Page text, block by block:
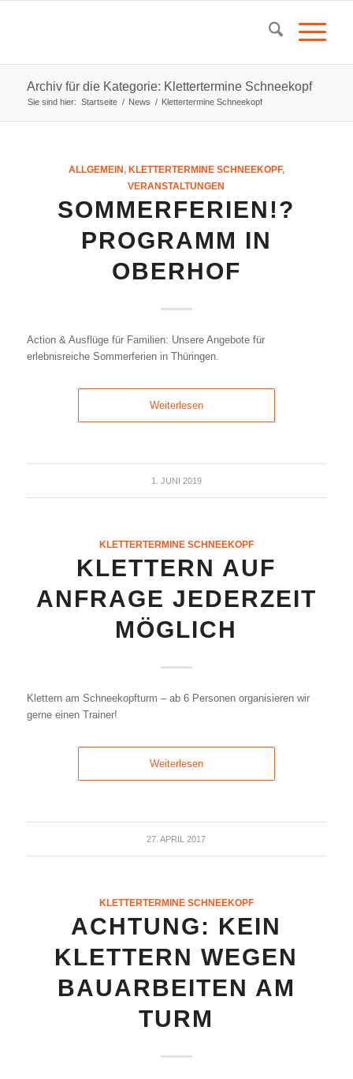
Archiv für die Kategorie: Klettertermine Schneekopf
Sie sind hier: Startseite / News / Klettertermine Schneekopf
ALLGEMEIN, KLETTERTERMINE SCHNEEKOPF,
VERANSTALTUNGEN
SOMMERFERIEN!?
PROGRAMM IN
OBERHOF
Action & Ausflüge für Familien: Unsere Angebote für
erlebnisreiche Sommerferien in Thüringen.
Weiterlesen
1. JUNI 2019
KLETTERTERMINE SCHNEEKOPF
KLETTERN AUF
ANFRAGE JEDERZEIT
MÖGLICH
Klettern am Schneekopfturm – ab 6 Personen organisieren wir
gerne einen Trainer!
Weiterlesen
27. APRIL 2017
KLETTERTERMINE SCHNEEKOPF
ACHTUNG: KEIN
KLETTERN WEGEN
BAUARBEITEN AM
TURM